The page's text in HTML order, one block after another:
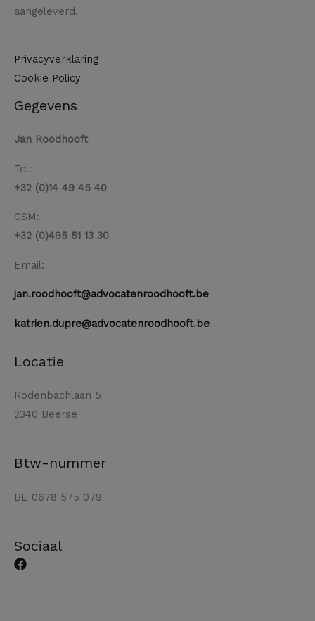
aangeleverd.
Privacyverklaring
Cookie Policy
Gegevens
Jan Roodhooft
Tel:
+32 (0)14 49 45 40
GSM:
+32 (0)495 51 13 30
Email:
jan.roodhooft@advocatenroodhooft.be
katrien.dupre@advocatenroodhooft.be
Locatie
Rodenbachlaan 5
2340 Beerse
Btw-nummer
BE 0678 575 079
Sociaal